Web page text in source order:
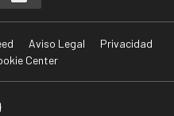
Aviso Legal
Privacidad
Center